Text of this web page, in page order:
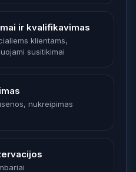
ir kvalifikavimas
klientams,
susitikimai
nukreipimas